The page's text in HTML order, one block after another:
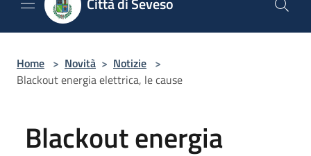
Home > Novità > Notizie >
Blackout energia elettrica, le cause
Blackout energia